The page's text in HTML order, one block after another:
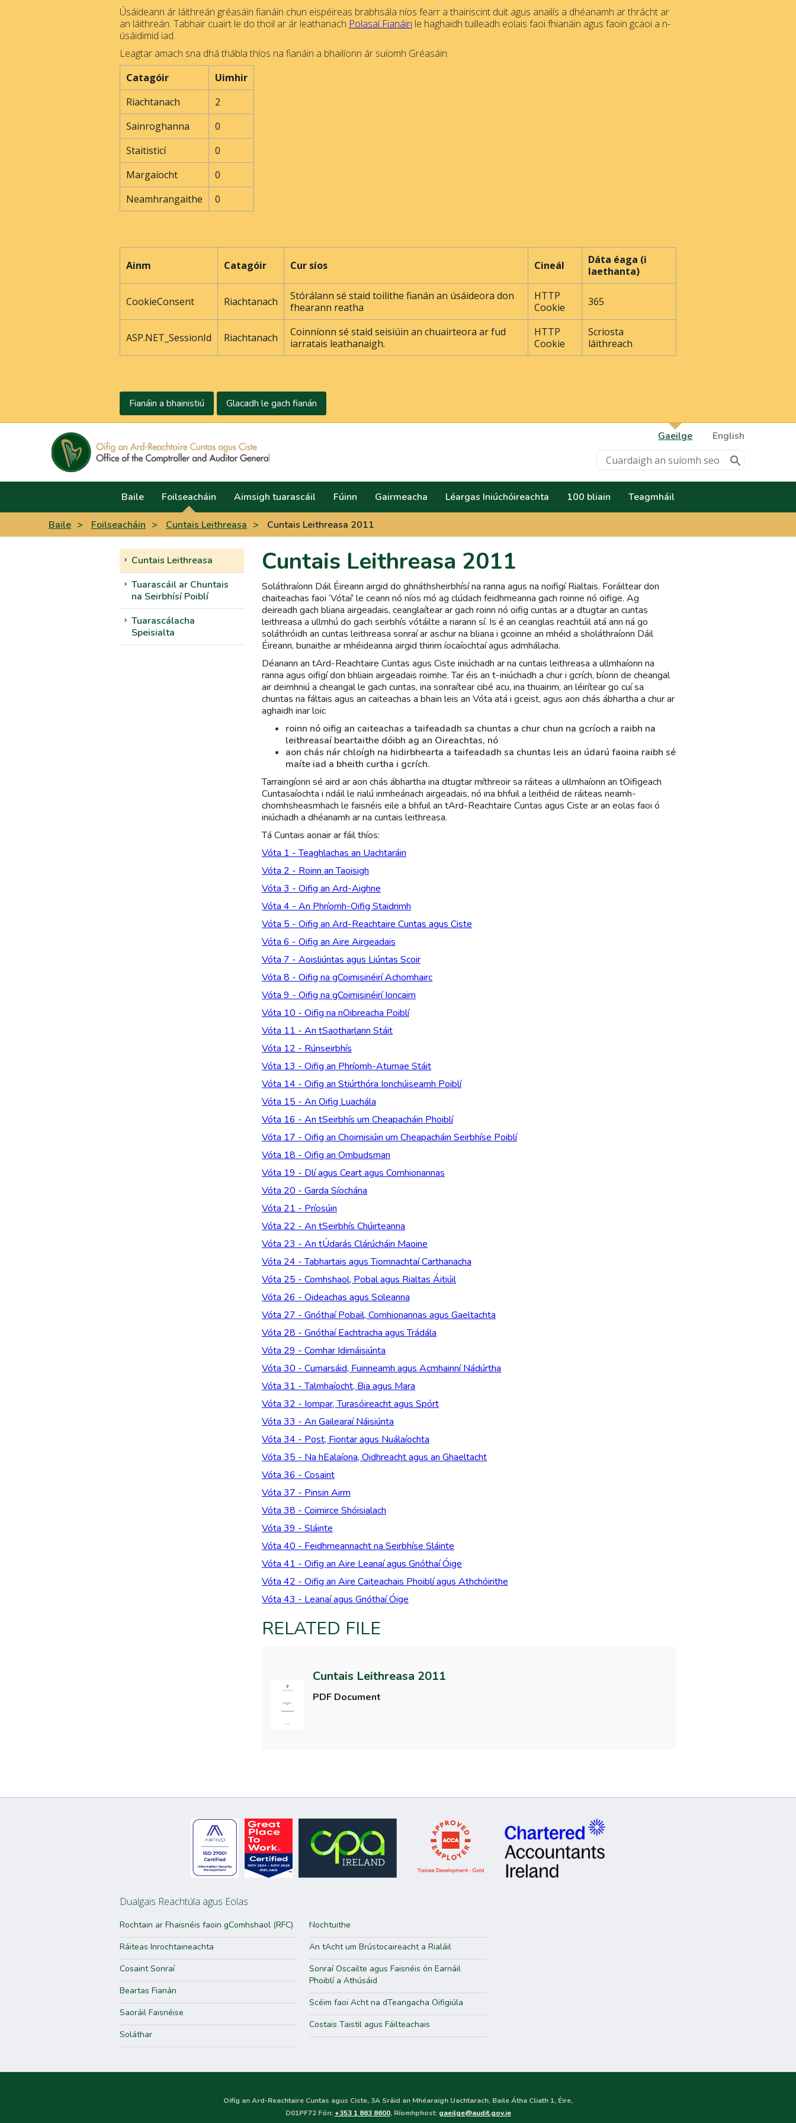
Úsáideann ár láithreán gréasáin fianáin chun eispéireas brabhsála níos fearr a thairiscint duit agus anailís a dhéanamh ar thrácht ar
an láithreán. Tabhair cuairt le do thoil ar ár leathanach Polasaí Fianáin le haghaidh tuilleadh eolais faoi fhianáin agus faoin gcaoi a n-
úsáidimid iad.
Leagtar amach sna dhá thábla thíos na fianáin a bhailíonn ár suíomh Gréasáin:
Catagóir
Uimhir
Riachtanach
2
Sainroghanna
0
Staitisticí
0
Margaíocht
0
Neamhrangaithe
0
Ainm Catagóir Cur síos Cineál
Dáta éaga (i
laethanta)
CookieConsent Riachtanach
Stórálann sé staid toilithe fianán an úsáideora don
fhearann ​​reatha
HTTP
Cookie
365
ASP.NET_SessionId Riachtanach
Coinníonn sé staid seisiúin an chuairteora ar fud
iarratais leathanaigh.
HTTP
Cookie
Scriosta
láithreach
Fianáin a bhainistiú Glacadh le gach fianán
Gaeilge
English
Baile Foilseacháin Aimsigh tuarascáil Fúinn Gairmeacha Léargas Iniúchóireachta 100 bliain Teagmháil
Baile > Foilseacháin > Cuntais Leithreasa > Cuntais Leithreasa 2011
Cuntais Leithreasa
Tuarascáil ar Chuntais
na Seirbhísí Poiblí
Tuarascálacha
Speisialta
Cuntais Leithreasa 2011
Soláthraíonn Dáil Éireann airgid do ghnáthsheirbhísí na ranna agus na noifigí Rialtais. Foráiltear don
chaiteachas faoi ‘Vótaí’ le ceann nó níos mó ag clúdach feidhmeanna gach roinne nó oifige. Ag
deireadh gach bliana airgeadais, ceanglaítear ar gach roinn nó oifig cuntas ar a dtugtar an cuntas
leithreasa a ullmhú do gach seirbhís vótáilte a riarann sí. Is é an ceanglas reachtúil atá ann ná go
soláthróidh an cuntas leithreasa sonraí ar aschur na bliana i gcoinne an mhéid a sholáthraíonn Dáil
Éireann, bunaithe ar mhéideanna airgid thirim íocaíochtaí agus admhálacha.
Déanann an tArd-Reachtaire Cuntas agus Ciste iniúchadh ar na cuntais leithreasa a ullmhaíonn na
ranna agus oifigí don bhliain airgeadais roimhe. Tar éis an t-iniúchadh a chur i gcrích, bíonn de cheangal
air deimhniú a cheangal le gach cuntas, ina sonraítear cibé acu, ina thuairim, an léirítear go cuí sa
chuntas na fáltais agus an caiteachas a bhain leis an Vóta atá i gceist, agus aon chás ábhartha a chur ar
aghaidh inar loic
roinn nó oifig an caiteachas a taifeadadh sa chuntas a chur chun na gcríoch a raibh na
leithreasaí beartaithe dóibh ag an Oireachtas, nó
aon chás nár chloígh na hidirbhearta a taifeadadh sa chuntas leis an údarú faoina raibh sé
maíte iad a bheith curtha i gcrích.
Tarraingíonn sé aird ar aon chás ábhartha ina dtugtar míthreoir sa ráiteas a ullmhaíonn an tOifigeach
Cuntasaíochta i ndáil le rialú inmheánach airgeadais, nó ina bhfuil a leithéid de ráiteas neamh-
chomhsheasmhach le faisnéis eile a bhfuil an tArd-Reachtaire Cuntas agus Ciste ar an eolas faoi ó
iniúchadh a dhéanamh ar na cuntais leithreasa.
Tá Cuntais aonair ar fáil thíos:
Vóta 1 - Teaghlachas an Uachtaráin
Vóta 2 - Roinn an Taoisigh
Vóta 3 - Oifig an Ard-Aighne
Vóta 4 - An Phríomh-Oifig Staidrimh
Vóta 5 - Oifig an Ard-Reachtaire Cuntas agus Ciste
Vóta 6 - Oifig an Aire Airgeadais
Vóta 7 - Aoisliúntas agus Liúntas Scoir
Vóta 8 - Oifig na gCoimisinéirí Achomhairc
Vóta 9 - Oifig na gCoimisinéirí Ioncaim
Vóta 10 - Oifig na nOibreacha Poiblí
Vóta 11 - An tSaotharlann Stáit
Vóta 12 - Rúnseirbhís
Vóta 13 - Oifig an Phríomh-Aturnae Stáit
Vóta 14 - Oifig an Stiúrthóra Ionchúiseamh Poiblí
Vóta 15 - An Oifig Luachála
Vóta 16 - An tSeirbhís um Cheapacháin Phoiblí
Vóta 17 - Oifig an Choimisiúin um Cheapacháin Seirbhíse Poiblí
Vóta 18 - Oifig an Ombudsman
Vóta 19 - Dlí agus Ceart agus Comhionannas
Vóta 20 - Garda Síochána
Vóta 21 - Príosúin
Vóta 22 - An tSeirbhís Chúirteanna
Vóta 23 - An tÚdarás Clárúcháin Maoine
Vóta 24 - Tabhartais agus Tiomnachtaí Carthanacha
Vóta 25 - Comhshaol, Pobal agus Rialtas Áitiúil
Vóta 26 - Oideachas agus Scileanna
Vóta 27 - Gnóthaí Pobail, Comhionannas agus Gaeltachta
Vóta 28 - Gnóthaí Eachtracha agus Trádála
Vóta 29 - Comhar Idirnáisiúnta
Vóta 30 - Cumarsáid, Fuinneamh agus Acmhainní Nádúrtha
Vóta 31 - Talmhaíocht, Bia agus Mara
Vóta 32 - Iompar, Turasóireacht agus Spórt
Vóta 33 - An Gailearaí Náisiúnta
Vóta 34 - Post, Fiontar agus Nuálaíochta
Vóta 35 - Na hEalaíona, Oidhreacht agus an Ghaeltacht
Vóta 36 - Cosaint
Vóta 37 - Pinsin Airm
Vóta 38 - Coimirce Shóisialach
Vóta 39 - Sláinte
Vóta 40 - Feidhmeannacht na Seirbhíse Sláinte
Vóta 41 - Oifig an Aire Leanaí agus Gnóthaí Óige
Vóta 42 - Oifig an Aire Caiteachais Phoiblí agus Athchóirithe
Vóta 43 - Leanaí agus Gnóthaí Óige
RELATED FILE
Cuntais Leithreasa 2011
PDF Document
Dualgais Reachtúla agus Eolas
Rochtain ar Fhaisnéis faoin gComhshaol (RFC)
Ráiteas Inrochtaineachta
Cosaint Sonraí
Beartas Fianán
Saoráil Faisnéise
Soláthar
Nochtuithe
An tAcht um Brústocaireacht a Rialáil
Sonraí Oscailte agus Faisnéis ón Earnáil
Phoiblí a Athúsáid
Scéim faoi Acht na dTeangacha Oifigiúla
Costais Taistil agus Fáilteachais
Oifig an Ard-Reachtaire Cuntas agus Ciste, 3A Sráid an Mhéaraigh Uachtarach, Baile Átha Cliath 1, Éire,
D01PF72 Fón:+353 1 863 8600, Ríomhphost: gaeilge@audit.gov.ie